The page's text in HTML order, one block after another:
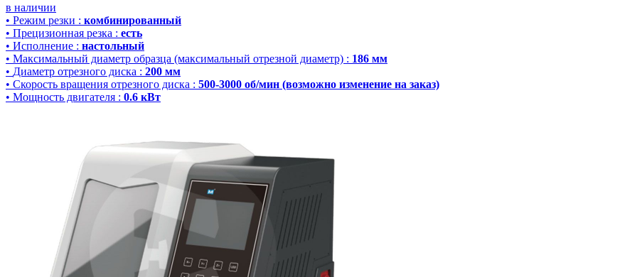
в наличии
• Режим резки : комбинированный
• Прецизионная резка : есть
• Исполнение : настольный
• Максимальный диаметр образца (максимальный отрезной диаметр) : 186 мм
• Диаметр отрезного диска : 200 мм
• Скорость вращения отрезного диска : 500-3000 об/мин (возможно изменение на заказ)
• Мощность двигателя : 0.6 кВт